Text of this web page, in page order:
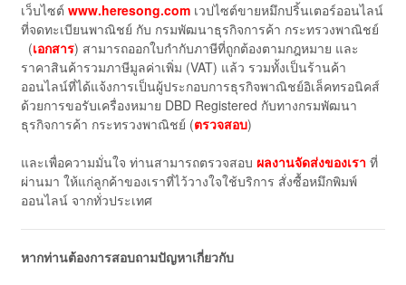
เว็บไซต์ www.heresong.comเวปไซต์ขายหมึกปริ้นเตอร์ออนไลน์
ที่จดทะเบียนพาณิชย์ กับ กรมพัฒนาธุรกิจการค้า กระทรวงพาณิชย์
(เอกสาร) สามารถออกใบกำกับภาษีที่ถูกต้องตามกฎหมาย และ
ราคาสินค้ารวมภาษีมูลค่าเพิ่ม (VAT) แล้ว รวมทั้งเป็นร้านค้า
ออนไลน์ที่ได้แจ้งการเป็นผู้ประกอบการธุรกิจพาณิชย์อิเล็คทรอนิคส์
ด้วยการขอรับเครื่องหมาย DBD Registered กับทางกรมพัฒนา
ธุรกิจการค้า กระทรวงพาณิชย์ (ตรวจสอบ)
และเพื่อความมั่นใจ ท่านสามารถตรวจสอบ ผลงานจัดส่งของเรา ที่
ผ่านมา ให้แก่ลูกค้าของเราที่ไว้วางใจใช้บริการ สั่งซื้อหมึกพิมพ์
ออนไลน์ จากทั่วประเทศ
หากท่านต้องการสอบถามปัญหาเกี่ยวกับ